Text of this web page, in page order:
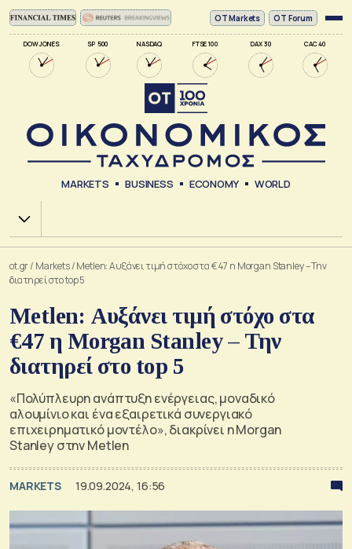
DOW JONES SP 500 NASDAQ FTSE 100 DAX 30 CAC 40
ΟΤ Markets OT Forum
MARKETS BUSINESS ECONOMY WORLD
Χ.Α.
ot.gr/ Markets/Metlen: Αυξάνει τιμή στόχο στα €47 η Morgan Stanley – Την
διατηρεί στο top 5
Metlen: Αυξάνει τιμή στόχο στα
€47 η Morgan Stanley – Την
διατηρεί στο top 5
«Πολύπλευρη ανάπτυξη ενέργειας, μοναδικό
αλουμίνιο και ένα εξαιρετικά συνεργιακό
επιχειρηματικό μοντέλο», διακρίνει η Morgan
Stanley στην Metlen
MARKETS 19.09.2024, 16:56